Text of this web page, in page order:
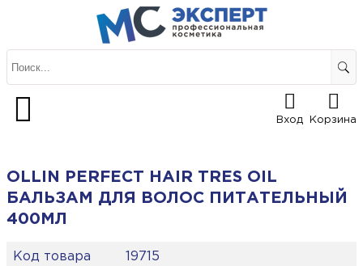
Вход Корзина
OLLIN PERFECT HAIR TRES OIL
БАЛЬЗАМ ДЛЯ ВОЛОС ПИТАТЕЛЬНЫЙ
400МЛ
Код товара
19715